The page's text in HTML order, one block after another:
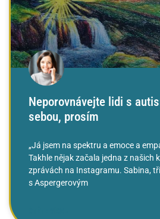
Neporovnávejte lidi s
sebou, prosím
„Já jsem na spektru a emoce a
Takhle nějak začala jedna z našich
zprávách na Instagramu. Sabina,
s Aspergerovým